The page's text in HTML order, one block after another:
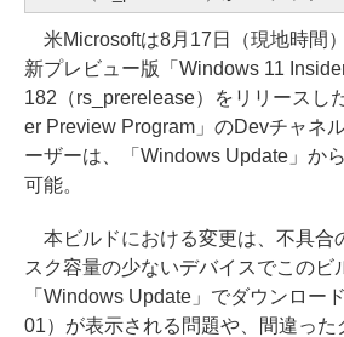
米Microsoftは8月17日（現地時間
新プレビュー版「Windows 11
182（rs_prerelease）をリリースし
er Preview Program」のDevチャネ
ーザーは、「Windows Update」か
可能。
本ビルドにおける変更は、不具合
スク容量の少ないデバイスでこのビ
「Windows Update」でダウンロー
01）が表示される問題や、間違った